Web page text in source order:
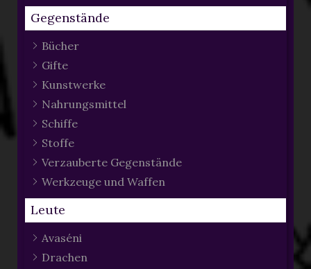
Gegenstände
Bücher
Gifte
Kunstwerke
Nahrungsmittel
Schiffe
Stoffe
Verzauberte Gegenstände
Werkzeuge und Waffen
Leute
Avaséni
Drachen